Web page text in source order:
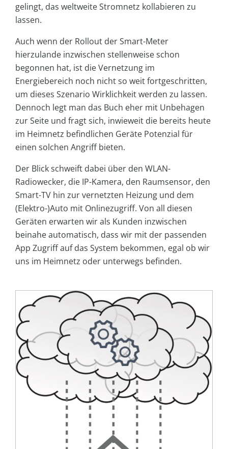
gelingt, das weltweite Stromnetz kollabieren zu
lassen.
Auch wenn der Rollout der Smart-Meter
hierzulande inzwischen stellenweise schon
begonnen hat, ist die Vernetzung im
Energiebereich noch nicht so weit fortgeschritten,
um dieses Szenario Wirklichkeit werden zu lassen.
Dennoch legt man das Buch eher mit Unbehagen
zur Seite und fragt sich, inwieweit die bereits heute
im Heimnetz befindlichen Geräte Potenzial für
einen solchen Angriff bieten.
Der Blick schweift dabei über den WLAN-
Radiowecker, die IP-Kamera, den Raumsensor, den
Smart-TV hin zur vernetzten Heizung und dem
(Elektro-)Auto mit Onlinezugriff. Von all diesen
Geräten erwarten wir als Kunden inzwischen
beinahe automatisch, dass wir mit der passenden
App Zugriff auf das System bekommen, egal ob wir
uns im Heimnetz oder unterwegs befinden.